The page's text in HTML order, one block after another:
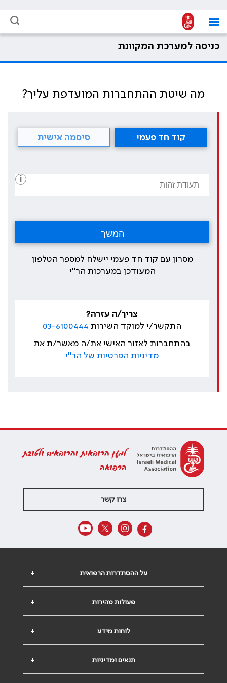
כניסה למערכת המקוונת
מה שיטת ההתחברות המועדפת עליך?
קוד חד פעמי סיסמה אישית
i
מסרון עם קוד חד פעמי יישלח למספר הטלפון
המעודכן במערכות הר"י
צריך/ה עזרה?
התקשר/י למוקד השירות 03-6100444
בהתחברות לאזור האישי את/ה מאשר/ת את
מדיניות הפרטיות של הר"י
למען הרופאות והרופאים ולטובת
הרפואה
צרו קשר
+ על ההסתדרות הרפואית
+ פעולות מהירות
+ לוחות מידע
+ תנאים ומדיניות